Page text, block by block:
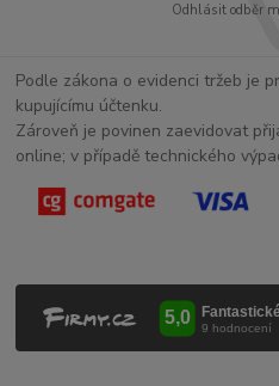
Odhlásit odběr
Podle zákona o evidenci tržeb je
kupujícímu účtenku.
Zároveň je povinen zaevidovat
online; v případě technického